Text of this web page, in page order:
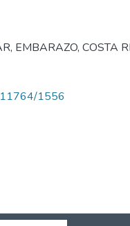
, EMBARAZO, COSTA
1556